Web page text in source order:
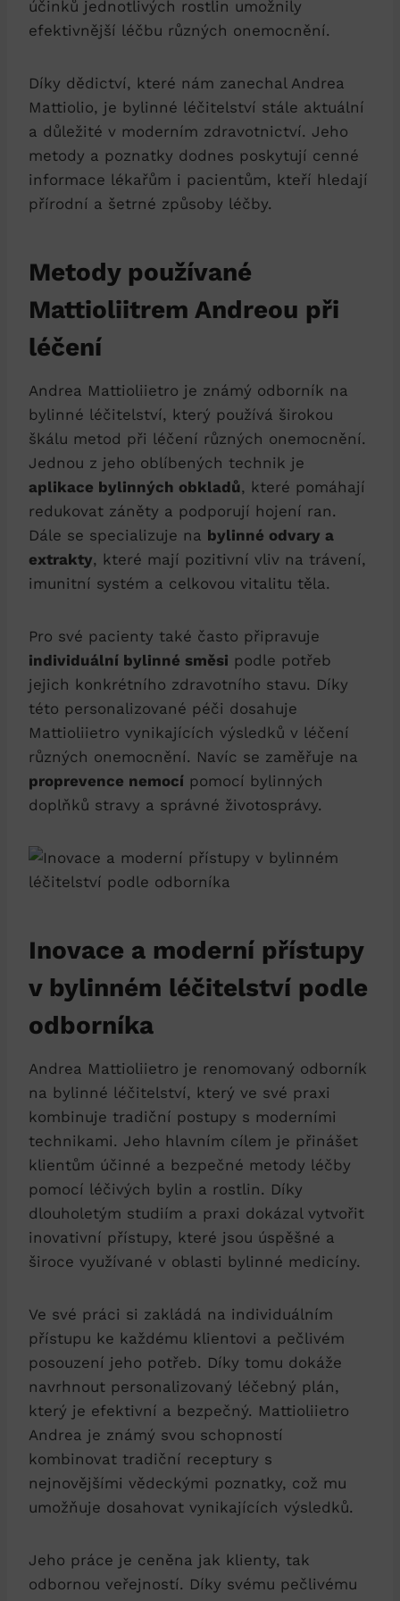
účinků jednotlivých rostlin umožnily
efektivnější léčbu různých onemocnění.
Díky dědictví, které nám zanechal Andrea
Mattiolio, je bylinné léčitelství stále aktuální
a důležité v moderním zdravotnictví. Jeho
metody a poznatky dodnes poskytují cenné
informace lékařům i pacientům, kteří hledají
přírodní a šetrné způsoby léčby.
Metody používané
Mattioliitrem Andreou při
léčení
Andrea Mattioliietro je známý odborník na
bylinné léčitelství, který používá širokou
škálu metod při léčení různých onemocnění.
Jednou z jeho oblíbených technik je
aplikace bylinných obkladů, které pomáhají
redukovat záněty a podporují hojení ran.
Dále se specializuje na bylinné odvary a
extrakty, které mají pozitivní vliv na trávení,
imunitní systém a celkovou vitalitu těla.
Pro své pacienty také často připravuje
individuální bylinné směsi podle potřeb
jejich konkrétního zdravotního stavu. Díky
této personalizované péči dosahuje
Mattioliietro vynikajících výsledků v léčení
různých onemocnění. Navíc se zaměřuje na
proprevence nemocí pomocí bylinných
doplňků stravy a správné životosprávy.
Inovace a moderní přístupy
v bylinném léčitelství podle
odborníka
Andrea Mattioliietro je renomovaný odborník
na bylinné léčitelství, který ve své praxi
kombinuje tradiční postupy s moderními
technikami. Jeho hlavním cílem je přinášet
klientům účinné a bezpečné metody léčby
pomocí léčivých bylin a rostlin. Díky
dlouholetým studiím a praxi dokázal vytvořit
inovativní přístupy, které jsou úspěšné a
široce využívané v oblasti bylinné medicíny.
Ve své práci si zakládá na individuálním
přístupu ke každému klientovi a pečlivém
posouzení jeho potřeb. Díky tomu dokáže
navrhnout personalizovaný léčebný plán,
který je efektivní a bezpečný. Mattioliietro
Andrea je známý svou schopností
kombinovat tradiční receptury s
nejnovějšími vědeckými poznatky, což mu
umožňuje dosahovat vynikajících výsledků.
Jeho práce je ceněna jak klienty, tak
odbornou veřejností. Díky svému pečlivému